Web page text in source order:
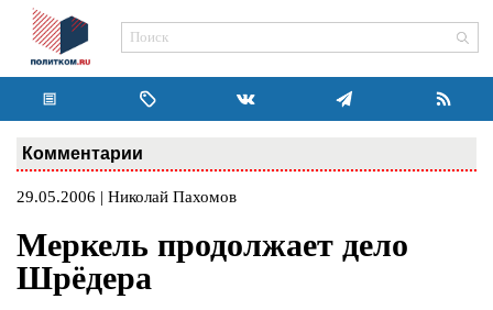
Комментарии
29.05.2006 | Николай Пахомов
Меркель продолжает дело
Шрёдера